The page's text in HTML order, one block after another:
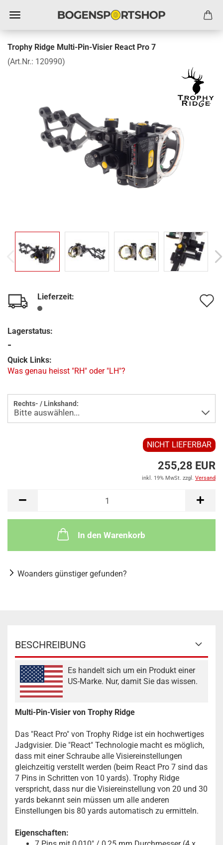
Trophy Ridge Multi-Pin-Visier React Pro 7
(Art.Nr.: 120990)
Lieferzeit:
Lagerstatus:
-
Quick Links:
Was genau heisst "RH" oder "LH"?
Rechts- / Linkshand:
NICHT LIEFERBAR
255,28 EUR
inkl. 19% MwSt. zzgl. Versand
In den Warenkorb
Woanders günstiger gefunden?
BESCHREIBUNG
Es handelt sich um ein Produkt einer
US-Marke. Nur, damit Sie das wissen.
Multi-Pin-Visier von Trophy Ridge
Das "React Pro" von Trophy Ridge ist ein hochwertiges
Jadgvisier. Die "React" Technologie macht es möglich,
dass mit einer Schraube alle Visiereinstellungen
gleichzeitig verstellt werden (beim React Pro 7 sind das
7 Pins in Schritten von 10 yards). Trophy Ridge
verspricht, dass nur die Visiereinstellung von 20 und 30
yards bekannt sein müssen um alle anderen
Einstellungen bis 80 yards automatisch zu ermitteln.
Eigenschaften: